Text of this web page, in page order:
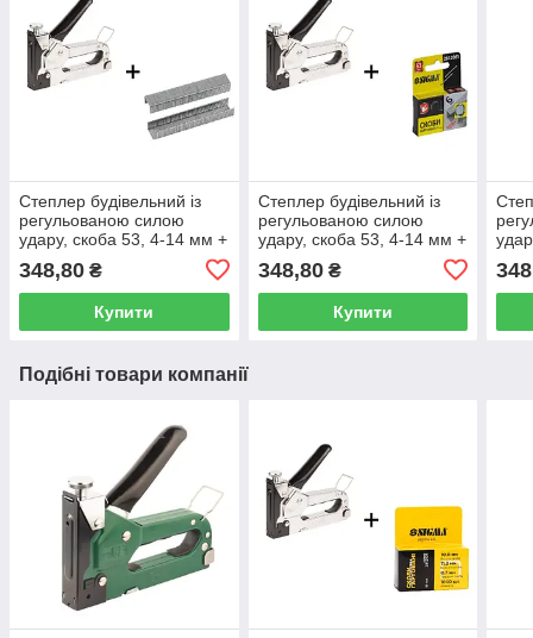
Степлер будівельний із
регульованою силою
удару, скоба 53, 4-14 мм +
скоби 12 мм Grad 2821125
348,80 ₴
Купити
Степлер будівельний із
регульованою силою
удару, скоба 53, 4-14 мм +
скоби 6 мм Grad 2821125
348,80₴
Купити
Подібні товари компанії